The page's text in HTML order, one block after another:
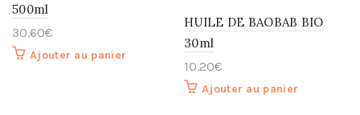
500ml
30.60€
Ajouter au panier
HUILE DE BAOBAB BIO
30ml
10.20€
Ajouter au panier